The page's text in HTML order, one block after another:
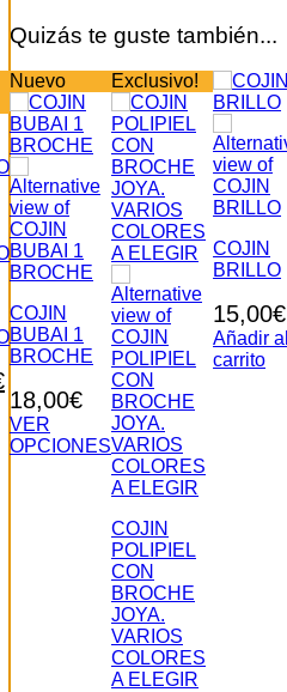
Quizás te guste también...
Nuevo
COJIN
BUBAI 1
BROCHE
18,00€
VER
OPCIONES
Exclusivo!
COJIN
POLIPIEL
CON
BROCHE
JOYA.
VARIOS
COLORES
A ELEGIR
COJIN
BRILLO
15,00€
Añadir al
carrito
El
precio
actual
es: